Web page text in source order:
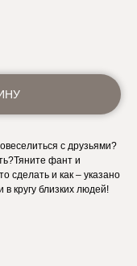
с друзьями?
фант и
сделать и как – указано
кругу близких людей!